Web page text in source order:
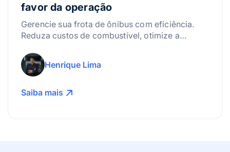
favor da operação
Gerencie sua frota de ônibus com eficiência.
Reduza custos de combustível, otimize a
mais!
Henrique Lima
Saiba mais